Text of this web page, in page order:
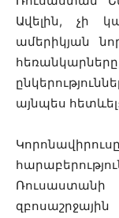
Ավելին, չի
ամերիկյան
այնպես